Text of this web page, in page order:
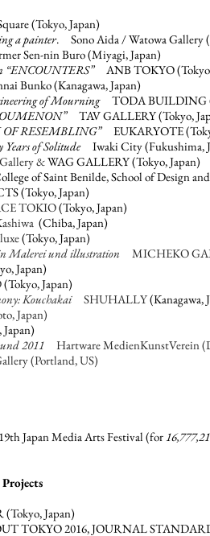
(Tokyo, Japan)
a painter. Sono Aida / Watowa Gallery
Sen-nin Buro (Miyagi, Japan)
“ENCOUNTERS”ANB TOKYO (Tokyo,
Bunko (Kanagawa, Japan)
of MourningTODA BUILDING
TAV GALLERY (Tokyo,
RESEMBLING”EUKARYOTE
of SolitudeIwaki City (Fukushima,
&WAG GALLERY (Tokyo, Japan)
of Saint Benilde, School of Design
(Tokyo, Japan)
TOKIO(Tokyo, Japan)
(Chiba, Japan)
(Tokyo, Japan)
Malerei und illustration MICHEKO
Japan)
(Tokyo, Japan)
Kouchakai SHUHALLY(Kanagawa,
Japan)
2011 Hartware MedienKunstVerein
(Portland, US)
Japan Media Arts Festival (for
Japan)
TOKYO 2016, JOURNAL STANDARD